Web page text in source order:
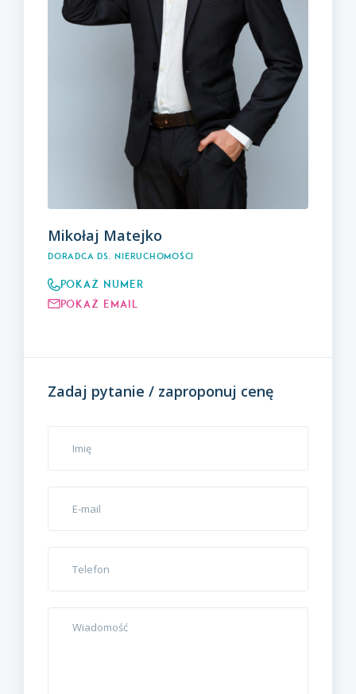
Mikołaj Matejko
Doradca ds. nieruchomości
Pokaż numer
Pokaż email
Zadaj pytanie / zaproponuj cenę